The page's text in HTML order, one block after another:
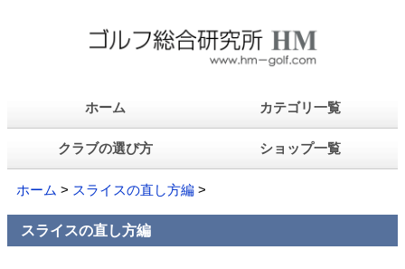
ホーム カテゴリ一覧
クラブの選び方 ショップ一覧
ホーム > スライスの直し方編 >
スライスの直し方編